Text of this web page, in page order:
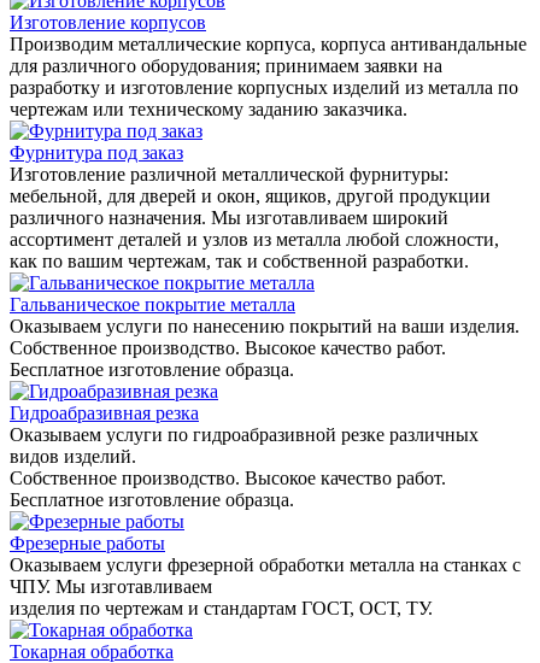
Изготовление корпусов
Производим металлические корпуса, корпуса антивандальные
для различного оборудования; принимаем заявки на
разработку и изготовление корпусных изделий из металла по
чертежам или техническому заданию заказчика.
Фурнитура под заказ
Изготовление различной металлической фурнитуры:
мебельной, для дверей и окон, ящиков, другой продукции
различного назначения. Мы изготавливаем широкий
ассортимент деталей и узлов из металла любой сложности,
как по вашим чертежам, так и собственной разработки.
Гальваническое покрытие металла
Оказываем услуги по нанесению покрытий на ваши изделия.
Собственное производство. Высокое качество работ.
Бесплатное изготовление образца.
Гидроабразивная резка
Оказываем услуги по гидроабразивной резке различных
видов изделий.
Собственное производство. Высокое качество работ.
Бесплатное изготовление образца.
Фрезерные работы
Оказываем услуги фрезерной обработки металла на станках с
ЧПУ. Мы изготавливаем
изделия по чертежам и стандартам ГОСТ, ОСТ, ТУ.
Токарная обработка